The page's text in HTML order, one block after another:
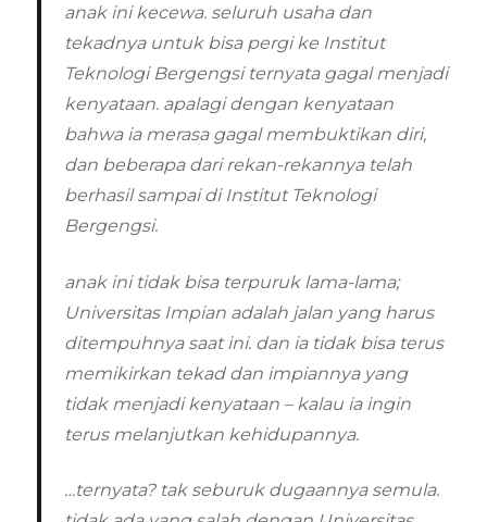
anak ini kecewa. seluruh usaha dan
tekadnya untuk bisa pergi ke Institut
Teknologi Bergengsi ternyata gagal menjadi
kenyataan. apalagi dengan kenyataan
bahwa ia merasa gagal membuktikan diri,
dan beberapa dari rekan-rekannya telah
berhasil sampai di Institut Teknologi
Bergengsi.
anak ini tidak bisa terpuruk lama-lama;
Universitas Impian adalah jalan yang harus
ditempuhnya saat ini. dan ia tidak bisa terus
memikirkan tekad dan impiannya yang
tidak menjadi kenyataan – kalau ia ingin
terus melanjutkan kehidupannya.
…ternyata? tak seburuk dugaannya semula.